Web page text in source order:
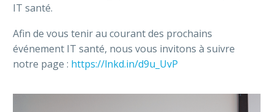
IT santé.
Afin de vous tenir au courant des prochains
événement IT santé, nous vous invitons à suivre
notre page : https://lnkd.in/d9u_UvP